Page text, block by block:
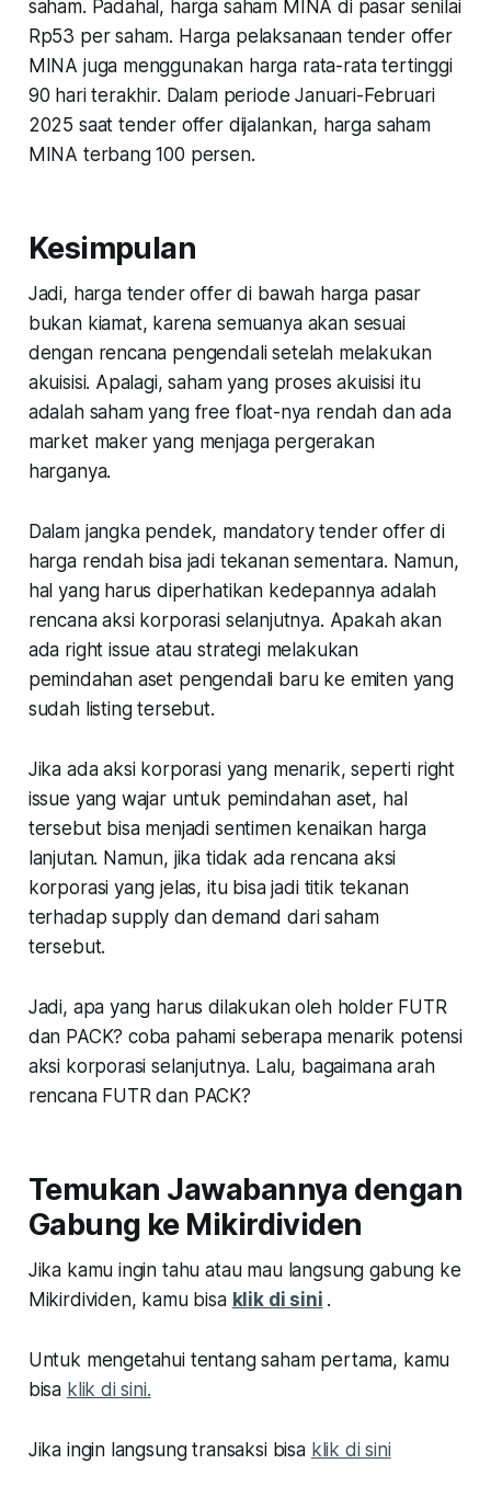
saham. Padahal, harga saham MINA di pasar senilai
Rp53 per saham. Harga pelaksanaan tender offer
MINA juga menggunakan harga rata-rata tertinggi
90 hari terakhir. Dalam periode Januari-Februari
2025 saat tender offer dijalankan, harga saham
MINA terbang 100 persen.
Kesimpulan
Jadi, harga tender offer di bawah harga pasar
bukan kiamat, karena semuanya akan sesuai
dengan rencana pengendali setelah melakukan
akuisisi. Apalagi, saham yang proses akuisisi itu
adalah saham yang free float-nya rendah dan ada
market maker yang menjaga pergerakan
harganya.
Dalam jangka pendek, mandatory tender offer di
harga rendah bisa jadi tekanan sementara. Namun,
hal yang harus diperhatikan kedepannya adalah
rencana aksi korporasi selanjutnya. Apakah akan
ada right issue atau strategi melakukan
pemindahan aset pengendali baru ke emiten yang
sudah listing tersebut.
Jika ada aksi korporasi yang menarik, seperti right
issue yang wajar untuk pemindahan aset, hal
tersebut bisa menjadi sentimen kenaikan harga
lanjutan. Namun, jika tidak ada rencana aksi
korporasi yang jelas, itu bisa jadi titik tekanan
terhadap supply dan demand dari saham
tersebut.
Jadi, apa yang harus dilakukan oleh holder FUTR
dan PACK? coba pahami seberapa menarik potensi
aksi korporasi selanjutnya. Lalu, bagaimana arah
rencana FUTR dan PACK?
Temukan Jawabannya dengan
Gabung ke Mikirdividen
Jika kamu ingin tahu atau mau langsung gabung ke
Mikirdividen, kamu bisa klik di sini .
Untuk mengetahui tentang saham pertama, kamu
bisa klik di sini.
Jika ingin langsung transaksi bisa klik di sini